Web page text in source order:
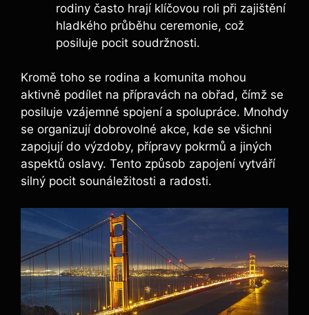
rodiny často hrají klíčovou roli při zajištění
hladkého průběhu ceremonie, což
posiluje pocit soudržnosti.
Kromě toho se rodina a komunita mohou
aktivně podílet na přípravách na obřad, čímž se
posiluje vzájemné spojení a spolupráce. Mnohdy
se organizují dobrovolné akce, kde se všichni
zapojují do výzdoby, přípravy pokrmů a jiných
aspektů oslavy. Tento způsob zapojení vytváří
silný pocit sounáležitosti a radosti.